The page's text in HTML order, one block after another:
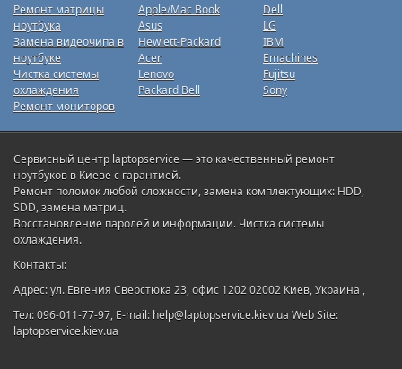
Ремонт матрицы
ноутбука
Замена видеочипа в
ноутбуке
Чистка системы
охлаждения
Ремонт мониторов
Apple/Mac Book
Asus
Hewlett-Packard
Acer
Lenovo
Packard Bell
Dell
LG
IBM
Emachines
Fujitsu
Sony
Сервисный центр laptopservice — это качественный ремонт
ноутбуков в Киеве с гарантией.
Ремонт поломок любой сложности, замена комплектующих: HDD,
SDD, замена матриц.
Восстановление паролей и информации. Чистка системы
охлаждения.
Контакты:
Адрес: ул. Евгения Сверстюка 23, офис 1202 02002 Киев, Украина ,
Тел: 096-011-77-97, E-mail: help@laptopservice.kiev.ua Web Site:
laptopservice.kiev.ua